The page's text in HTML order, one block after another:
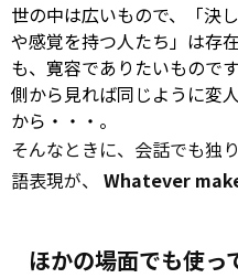
世の中は広いもので、「決
や感覚を持つ人たち」は存
も、寛容でありたいもので
側から見れば同じように変
から・・・。
そんなときに、会話でも独
語表現が、 Whatever
ほかの場面でも使っ